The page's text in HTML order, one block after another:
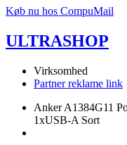
Køb nu hos CompuMail
ULTRASHOP
Virksomhed
Partner reklame link
Anker A1384G11
1xUSB-A Sort